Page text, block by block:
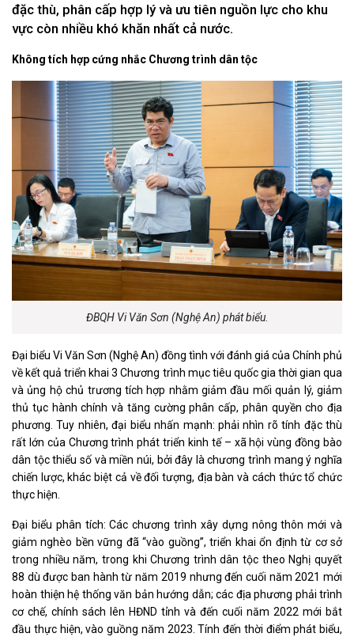
đặc thù, phân cấp hợp lý và ưu tiên nguồn lực cho khu
vực còn nhiều khó khăn nhất cả nước.
Không tích hợp cứng nhắc Chương trình dân tộc
ĐBQH Vi Văn Sơn (Nghệ An) phát biểu.
Đại biểu Vi Văn Sơn (Nghệ An) đồng tình với đánh giá của Chính phủ
về kết quả triển khai 3 Chương trình mục tiêu quốc gia thời gian qua
và ủng hộ chủ trương tích hợp nhằm giảm đầu mối quản lý, giảm
thủ tục hành chính và tăng cường phân cấp, phân quyền cho địa
phương. Tuy nhiên, đại biểu nhấn mạnh: phải nhìn rõ tính đặc thù
rất lớn của Chương trình phát triển kinh tế – xã hội vùng đồng bào
dân tộc thiểu số và miền núi, bởi đây là chương trình mang ý nghĩa
chiến lược, khác biệt cả về đối tượng, địa bàn và cách thức tổ chức
thực hiện.
Đại biểu phân tích: Các chương trình xây dựng nông thôn mới và
giảm nghèo bền vững đã “vào guồng”, triển khai ổn định từ cơ sở
trong nhiều năm, trong khi Chương trình dân tộc theo Nghị quyết
88 dù được ban hành từ năm 2019 nhưng đến cuối năm 2021 mới
hoàn thiện hệ thống văn bản hướng dẫn; các địa phương phải trình
cơ chế, chính sách lên HĐND tỉnh và đến cuối năm 2022 mới bắt
đầu thực hiện, vào guồng năm 2023. Tính đến thời điểm phát biểu,